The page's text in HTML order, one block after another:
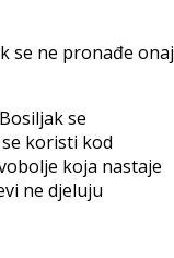
se ne pronađe onaj
se
koristi kod
koja nastaje
ne djeluju